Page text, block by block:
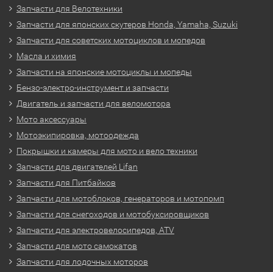
Запчасти для Велотехники
Запчасти для японских скутеров Honda, Yamaha, Suzuki
Запчасти для советских мотоциклов и мопедов
Масла и химия
Запчасти на японские мотоциклы и мопеды
Бензо-электро-инструмент и запчасти
Двигатель и запчасти для веломотора
Мото аксессуары
Мотоэкипировка, мотоодежда
Покрышки и камеры для мото и вело техники
Запчасти для двигателей Lifan
Запчасти для Питбайков
Запчасти для мотоблоков, генераторов и мотопомп
Запчасти для снегоходов и мотобуксировщиков
Запчасти для электровелосипедов, ATV
Запчасти для мото самокатов
Запчасти для лодочных моторов